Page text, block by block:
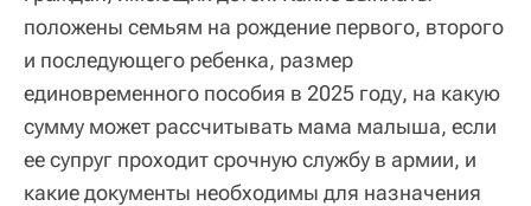
положены семьям на рождение первого, второго
и последующего ребенка, размер
единовременного пособия в 2025 году, на какую
сумму может рассчитывать мама малыша, если
ее супруг проходит срочную службу в армии, и
какие документы необходимы для назначения